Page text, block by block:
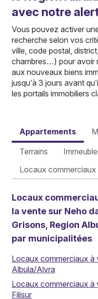
avec notre
Vous pouvez activer
recherche selon vos
ville, code postal,
chambres…) pour avoir
aux nouveaux biens
jusqu’à 3 jours avant
les portails immobiliers
Appartements
Terrains
Locaux commerciaux
Locaux
la vente sur Neho
Grisons, Region
par municipalitées
Locaux commerciaux à
Albula/Alvra
Locaux commerciaux à
Filisur